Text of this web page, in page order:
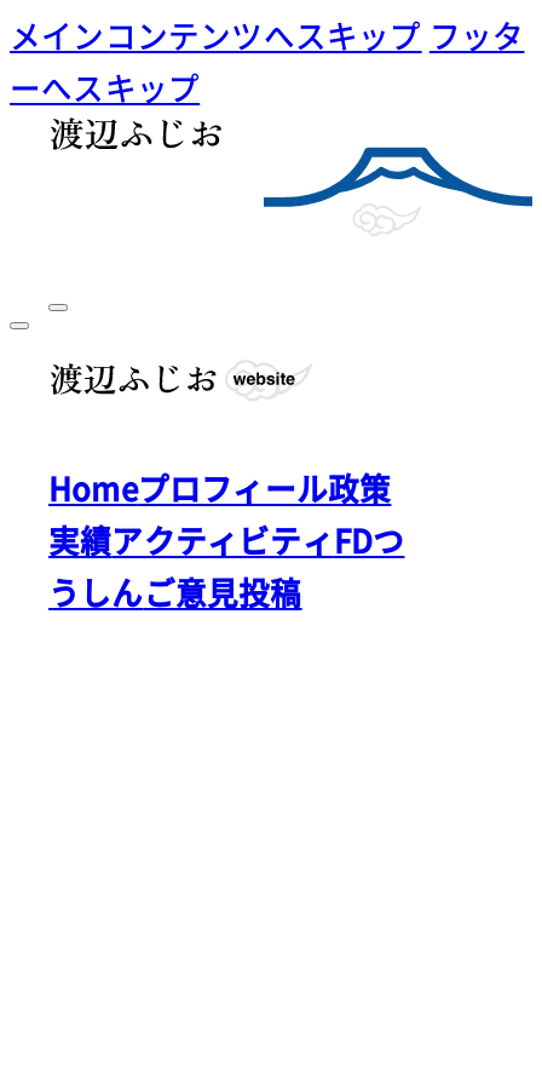
メインコンテンツへスキップ フッタ
ーへスキップ
Homeプロフィール政策
実績アクティビティFDつ
うしんご意見投稿